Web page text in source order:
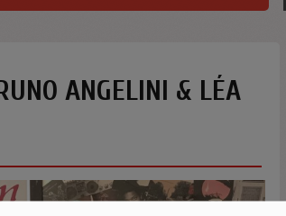
ANGELINI & LÉA